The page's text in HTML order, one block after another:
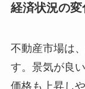
経済状況の
不動産市場は、
す。景気が良
価格も上昇し